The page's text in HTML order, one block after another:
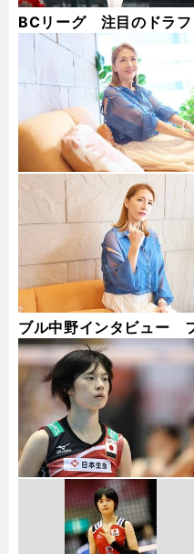
BCリーグ 注目のドラフ
ブル中野インタビュー